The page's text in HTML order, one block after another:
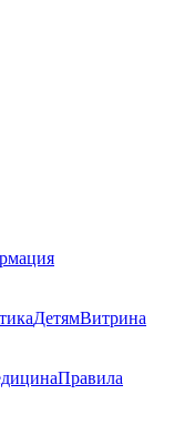
ДетямВитрина
Правила